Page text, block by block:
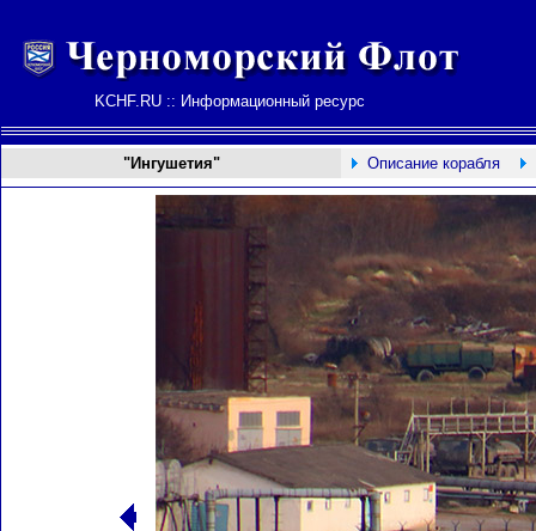
KCHF.RU :: Информационный ресурс
"Ингушетия" Описание корабля